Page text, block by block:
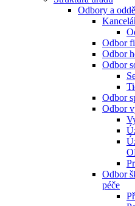
Odbory a
Odbor
Odbor
Odbor
Odbor
Odbor
Odbor
péče